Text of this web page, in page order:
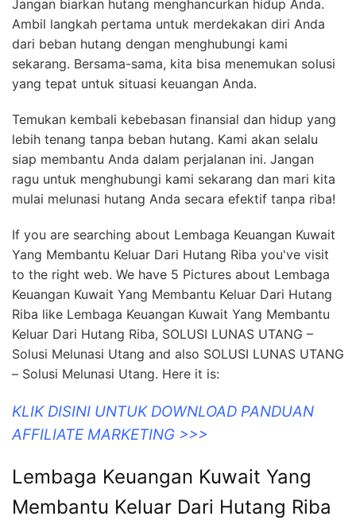
Jangan biarkan hutang menghancurkan hidup Anda.
Ambil langkah pertama untuk merdekakan diri Anda
dari beban hutang dengan menghubungi kami
sekarang. Bersama-sama, kita bisa menemukan solusi
yang tepat untuk situasi keuangan Anda.
Temukan kembali kebebasan finansial dan hidup yang
lebih tenang tanpa beban hutang. Kami akan selalu
siap membantu Anda dalam perjalanan ini. Jangan
ragu untuk menghubungi kami sekarang dan mari kita
mulai melunasi hutang Anda secara efektif tanpa riba!
If you are searching about Lembaga Keuangan Kuwait
Yang Membantu Keluar Dari Hutang Riba you've visit
to the right web. We have 5 Pictures about Lembaga
Keuangan Kuwait Yang Membantu Keluar Dari Hutang
Riba like Lembaga Keuangan Kuwait Yang Membantu
Keluar Dari Hutang Riba, SOLUSI LUNAS UTANG –
Solusi Melunasi Utang and also SOLUSI LUNAS UTANG
– Solusi Melunasi Utang. Here it is:
KLIK DISINI UNTUK DOWNLOAD PANDUAN
AFFILIATE MARKETING >>>
Lembaga Keuangan Kuwait Yang
Membantu Keluar Dari Hutang Riba